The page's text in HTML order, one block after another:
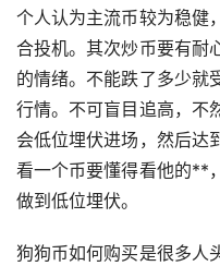
个人认为主流币较为稳健
合投机。其次炒币要有耐
的情绪。不能跌了多少就
行情。不可盲目追高，不
会低位埋伏进场，然后达
看一个币要懂得看他的**
做到低位埋伏。
狗狗币如何购买是很多人